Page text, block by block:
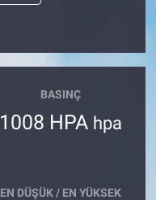
BASINÇ
1008 HPA hpa
EN DÜŞÜK / EN YÜKSEK